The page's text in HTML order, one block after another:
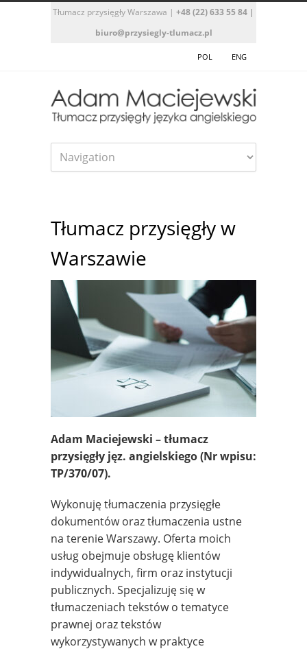
Tłumacz przysięgły Warszawa | +48 (22) 633 55 84 |
biuro@przysiegly-tlumacz.pl
POL ENG
Tłumacz przysięgły w
Warszawie
Adam Maciejewski – tłumacz
przysięgły jęz. angielskiego(Nr wpisu:
TP/370/07).
Wykonuję tłumaczenia przysięgłe
dokumentów oraz tłumaczenia ustne
na terenie Warszawy. Oferta moich
usług obejmuje obsługę klientów
indywidualnych, firm oraz instytucji
publicznych. Specjalizuję się w
tłumaczeniach tekstów o tematyce
prawnej oraz tekstów
wykorzystywanych w praktyce